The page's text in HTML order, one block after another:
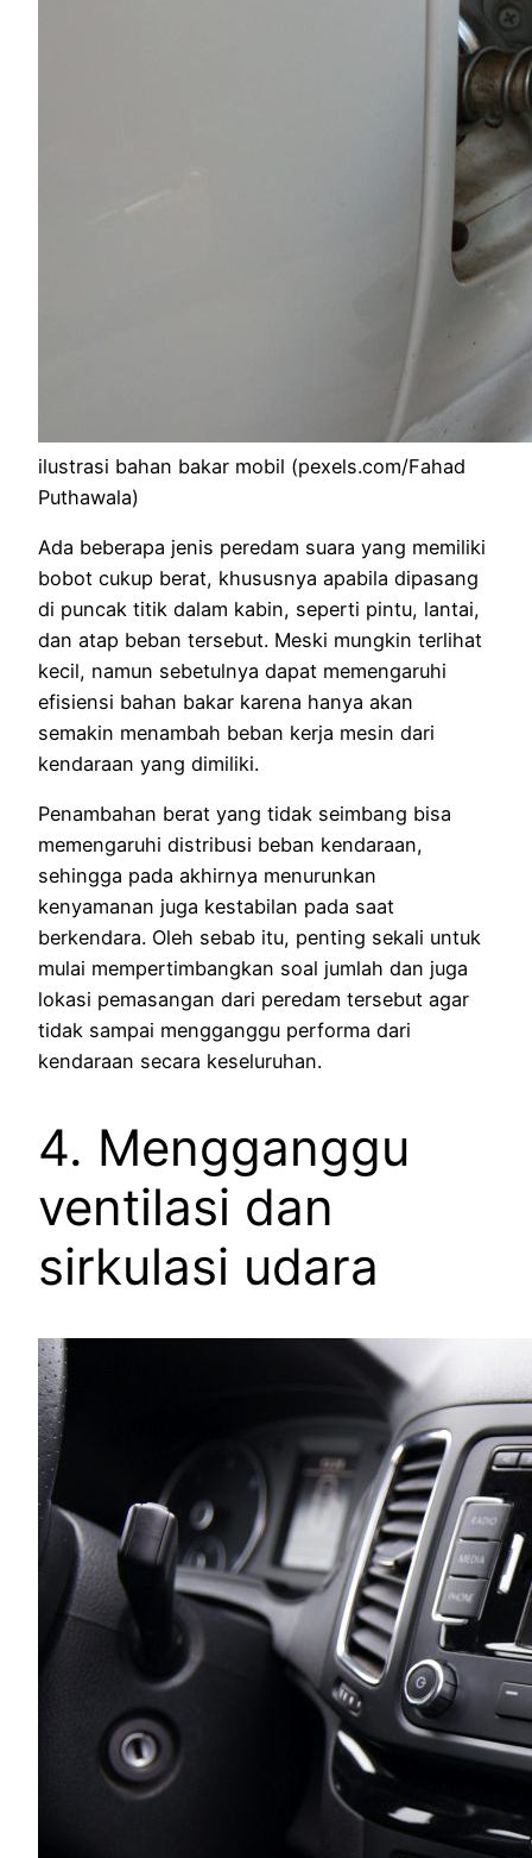
ilustrasi bahan bakar mobil (pexels.com/Fahad
Puthawala)
Ada beberapa jenis peredam suara yang memiliki
bobot cukup berat, khususnya apabila dipasang
di puncak titik dalam kabin, seperti pintu, lantai,
dan atap beban tersebut. Meski mungkin terlihat
kecil, namun sebetulnya dapat memengaruhi
efisiensi bahan bakar karena hanya akan
semakin menambah beban kerja mesin dari
kendaraan yang dimiliki.
Penambahan berat yang tidak seimbang bisa
memengaruhi distribusi beban kendaraan,
sehingga pada akhirnya menurunkan
kenyamanan juga kestabilan pada saat
berkendara. Oleh sebab itu, penting sekali untuk
mulai mempertimbangkan soal jumlah dan juga
lokasi pemasangan dari peredam tersebut agar
tidak sampai mengganggu performa dari
kendaraan secara keseluruhan.
4. Mengganggu
ventilasi dan
sirkulasi udara